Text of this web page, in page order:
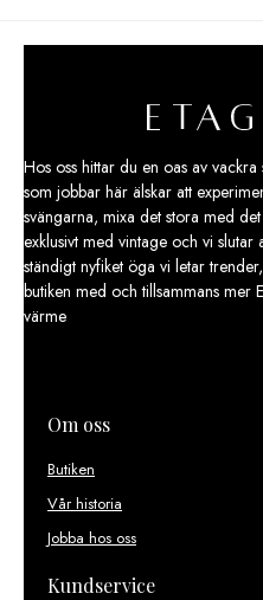
Hos oss hittar du en oas av vackra
som jobbar här älskar att
svängarna, mixa det stora med
exklusivt med vintage och vi
ständigt nyfiket öga vi letar
butiken med och tillsammans mer
värme
Om oss
Butiken
Vår historia
Jobba hos oss
Kundservice